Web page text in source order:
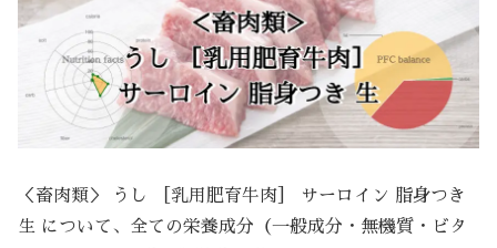
＜畜肉類＞ うし ［乳用肥育牛肉］ サーロイン 脂身つき
生 について、全ての栄養成分（一般成分・無機質・ビタ